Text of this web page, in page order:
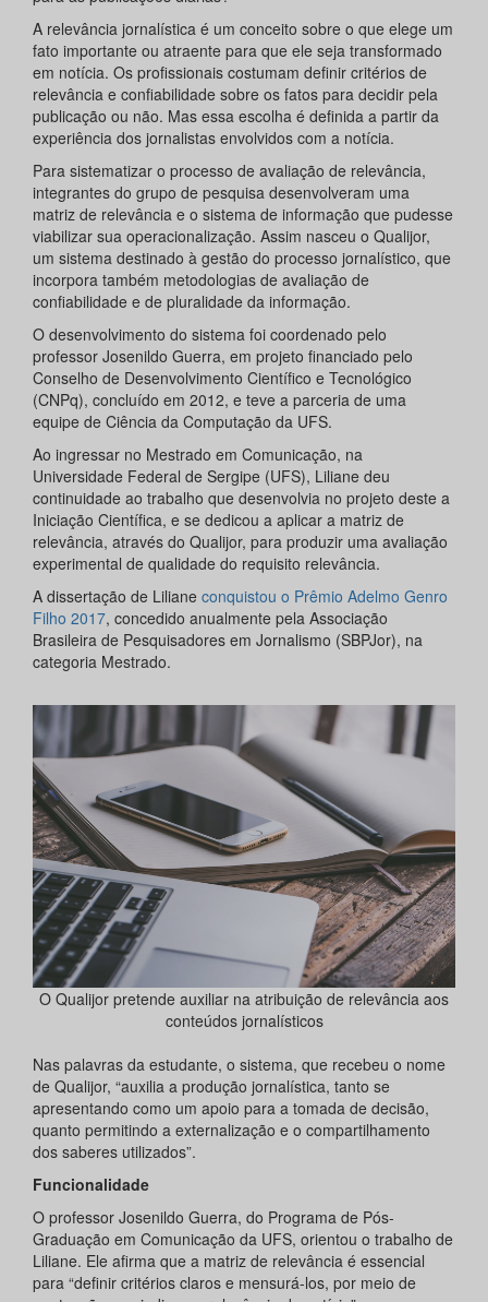
A relevância jornalística é um conceito sobre o que elege um
fato importante ou atraente para que ele seja transformado
em notícia. Os profissionais costumam definir critérios de
relevância e confiabilidade sobre os fatos para decidir pela
publicação ou não. Mas essa escolha é definida a partir da
experiência dos jornalistas envolvidos com a notícia.
Para sistematizar o processo de avaliação de relevância,
integrantes do grupo de pesquisa desenvolveram uma
matriz de relevância e o sistema de informação que pudesse
viabilizar sua operacionalização. Assim nasceu o Qualijor,
um sistema destinado à gestão do processo jornalístico, que
incorpora também metodologias de avaliação de
confiabilidade e de pluralidade da informação.
O desenvolvimento do sistema foi coordenado pelo
professor Josenildo Guerra, em projeto financiado pelo
Conselho de Desenvolvimento Científico e Tecnológico
(CNPq), concluído em 2012, e teve a parceria de uma
equipe de Ciência da Computação da UFS.
Ao ingressar no Mestrado em Comunicação, na
Universidade Federal de Sergipe (UFS), Liliane deu
continuidade ao trabalho que desenvolvia no projeto deste a
Iniciação Científica, e se dedicou a aplicar a matriz de
relevância, através do Qualijor, para produzir uma avaliação
experimental de qualidade do requisito relevância.
A dissertação de Liliane conquistou o Prêmio Adelmo Genro
Filho 2017, concedido anualmente pela Associação
Brasileira de Pesquisadores em Jornalismo (SBPJor), na
categoria Mestrado.
O Qualijor pretende auxiliar na atribuição de relevância aos
conteúdos jornalísticos
Nas palavras da estudante, o sistema, que recebeu o nome
de Qualijor, “auxilia a produção jornalística, tanto se
apresentando como um apoio para a tomada de decisão,
quanto permitindo a externalização e o compartilhamento
dos saberes utilizados”.
Funcionalidade
O professor Josenildo Guerra, do Programa de Pós-
Graduação em Comunicação da UFS, orientou o trabalho de
Liliane. Ele afirma que a matriz de relevância é essencial
para “definir critérios claros e mensurá-los, por meio de